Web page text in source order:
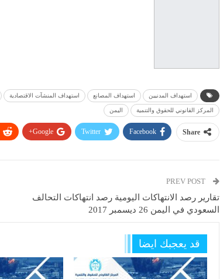
استهداف المدنيين استهداف المصانع استهداف المنشآت الاقتصادية
المركز القانوني للحقوق والتنمية اليمن
Share
Facebook
Twitter
Google+
PREV POST
تقارير رصد الانتهاكات اليومية رصد انتهاكات التحالف
السعودي في اليمن 26 ديسمبر 2017
قد يعجبك ايضا